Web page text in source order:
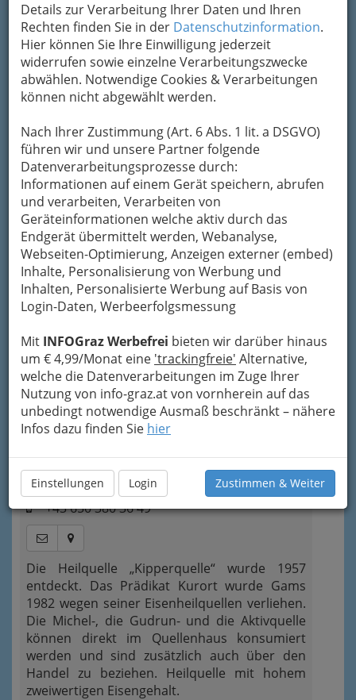
Details zur Verarbeitung Ihrer Daten und Ihren
Rechten finden Sie in der Datenschutzinformation.
Hier können Sie Ihre Einwilligung jederzeit
widerrufen sowie einzelne Verarbeitungszwecke
abwählen. Notwendige Cookies & Verarbeitungen
können nicht abgewählt werden.
Nach Ihrer Zustimmung (Art. 6 Abs. 1 lit. a DSGVO)
führen wir und unsere Partner folgende
Datenverarbeitungsprozesse durch:
Informationen auf einem Gerät speichern, abrufen
und verarbeiten, Verarbeiten von
Geräteinformationen welche aktiv durch das
Endgerät übermittelt werden, Webanalyse,
Webseiten-Optimierung, Anzeigen externer (embed)
Inhalte, Personalisierung von Werbung und
Inhalten, Personalisierte Werbung auf Basis von
Login-Daten, Werbeerfolgsmessung
Mit INFOGraz Werbefrei bieten wir darüber hinaus
um € 4,99/Monat eine 'trackingfreie' Alternative,
welche die Datenverarbeitungen im Zuge Ihrer
Nutzung von info-graz.at von vornherein auf das
unbedingt notwendige Ausmaß beschränkt – nähere
Infos dazu finden Sie hier
Einstellungen Login Zustimmen & Weiter
„Sehenswürdigkeiten Steiermark" oder „Ausflüge
Steiermark", was dazu zu finden ist, ist
(meistens) auch in unserer Kategorie hier unten.
Mehr Informationen können Sie in der
Navigation rechts und auch direkt über das
„Info-Icon“
rechts oben erreichen.
Kunsthaus Graz, Universalmuseum
Joanneum
+43 316 8017-9200
Neugierig?
Kategorien
2
Michel Heilquelle
Bad Gams 18, 8524 Bad Gams
+43 650 380 36 49
Die Heilquelle „Kipperquelle“ wurde 1957
entdeckt. Das Prädikat Kurort wurde Gams
1982 wegen seiner Eisenheilquellen verliehen.
Die Michel-, die Gudrun- und die Aktivquelle
können direkt im Quellenhaus konsumiert
werden und sind zusätzlich auch über den
Handel zu beziehen. Heilquelle mit hohem
zweiwertigen Eisengehalt.